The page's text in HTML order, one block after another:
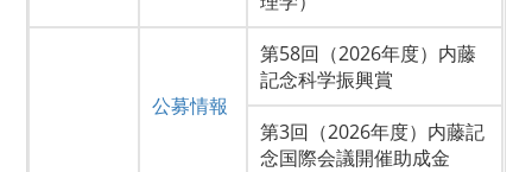
公募情報
第58回（2026年度）内藤
記念科学振興賞
第3回（2026年度）内藤記
念国際会議開催助成金